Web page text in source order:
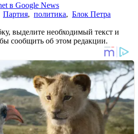
в Google News
Партия, политика, Блок Петра
выделите необходимый текст и
сообщить об этом редакции.